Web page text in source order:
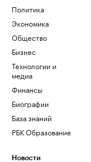
Политика
Экономика
Общество
Бизнес
Технологии и
медиа
Финансы
Биографии
База знаний
РБК Образование
Новости